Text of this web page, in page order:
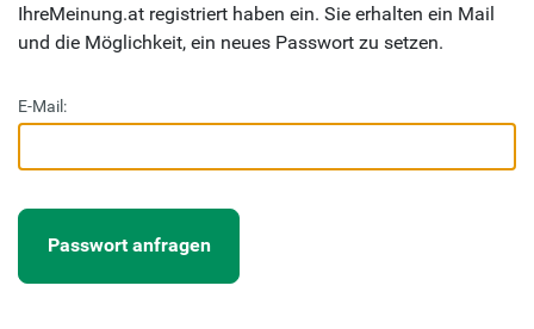
IhreMeinung.at registriert haben ein. Sie erhalten ein Mail
und die Möglichkeit, ein neues Passwort zu setzen.
E-Mail:
Passwort anfragen